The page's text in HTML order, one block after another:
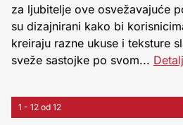
za ljubitelje ove osvežavajuće
su dizajnirani kako bi
kreiraju razne ukuse i teksture
sveže sastojke po svom...
1 - 12 od 12